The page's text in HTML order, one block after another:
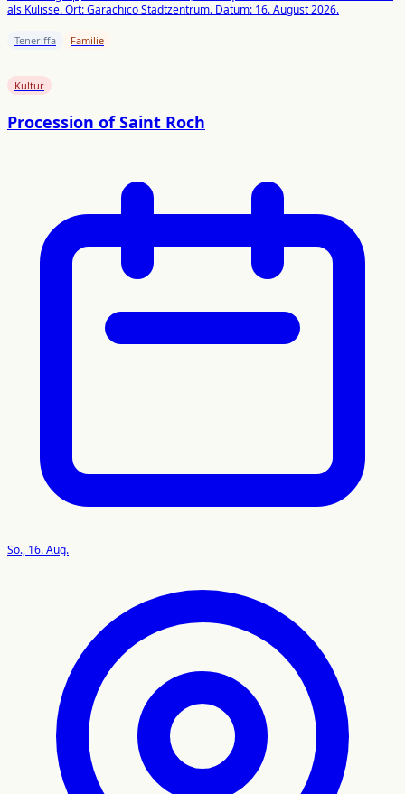
als Kulisse. Ort: Garachico Stadtzentrum. Datum: 16. August 2026.
Teneriffa Familie
Kultur
Procession of Saint Roch
So., 16. Aug.